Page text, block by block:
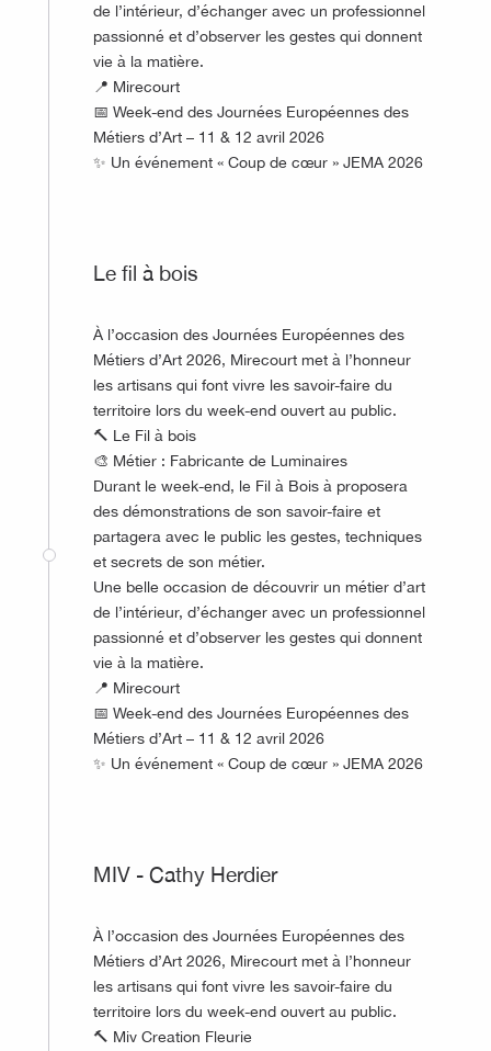
de l’intérieur, d’échanger avec un professionnel
passionné et d’observer les gestes qui donnent
vie à la matière.
📍 Mirecourt
📅 Week-end des Journées Européennes des
Métiers d’Art – 11 & 12 avril 2026
✨ Un événement « Coup de cœur » JEMA 2026
Le fil à bois
À l’occasion des Journées Européennes des
Métiers d’Art 2026, Mirecourt met à l’honneur
les artisans qui font vivre les savoir-faire du
territoire lors du week-end ouvert au public.
🔨 Le Fil à bois
🎨 Métier : Fabricante de Luminaires
Durant le week-end, le Fil à Bois à proposera
des démonstrations de son savoir-faire et
partagera avec le public les gestes, techniques
et secrets de son métier.
Une belle occasion de découvrir un métier d’art
de l’intérieur, d’échanger avec un professionnel
passionné et d’observer les gestes qui donnent
vie à la matière.
📍 Mirecourt
📅 Week-end des Journées Européennes des
Métiers d’Art – 11 & 12 avril 2026
✨ Un événement « Coup de cœur » JEMA 2026
MIV - Cathy Herdier
À l’occasion des Journées Européennes des
Métiers d’Art 2026, Mirecourt met à l’honneur
les artisans qui font vivre les savoir-faire du
territoire lors du week-end ouvert au public.
🔨 Miv Creation Fleurie